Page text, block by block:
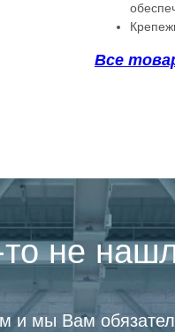
Все
не
и мы Вам